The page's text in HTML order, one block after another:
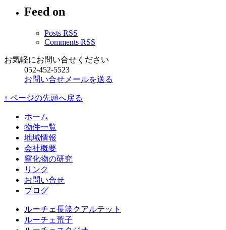
イ
Feed on
Posts RSS
Comments RSS
お気軽にお問い合せください
052-452-5523
お問い合せメールを送る
↑ ページの先頭へ戻る
ホーム
物件一覧
地域情報
会社概要
窒化物の研究
リンク
お問い合せ
ブログ
ルーチェ長筬クアルテット
ルーチェ荒子